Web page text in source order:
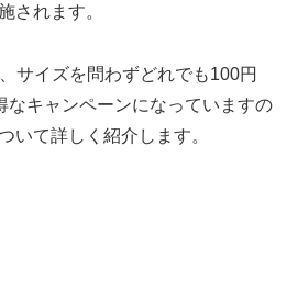
されます。
サイズを問わずどれでも100円
なキャンペーンになっていますの
いて詳しく紹介します。